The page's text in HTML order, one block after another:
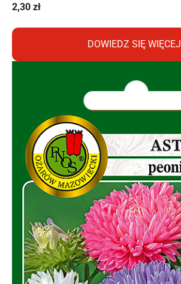
2,30 zł
DOWIEDZ SIĘ WIĘCEJ